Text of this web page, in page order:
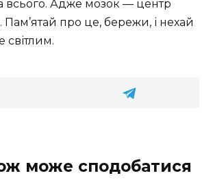
всього. Адже мозок — центр
Пам’ятай про це, бережи, і нехай
світлим.
може сподобатися